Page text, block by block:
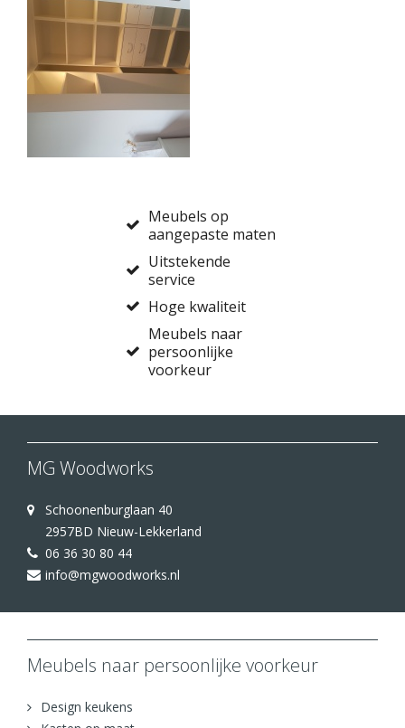
Meubels op
aangepaste maten
Uitstekende
service
Hoge kwaliteit
Meubels naar
persoonlijke
voorkeur
MG Woodworks
Schoonenburglaan 40
2957BD Nieuw-Lekkerland
06 36 30 80 44
info@mgwoodworks.nl
Meubels naar persoonlijke voorkeur
Design keukens